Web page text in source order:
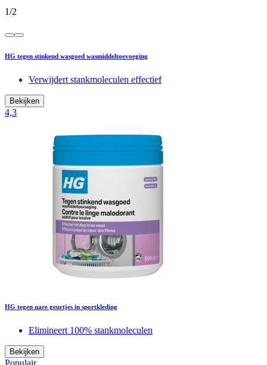
1/2
HG tegen stinkend wasgoed wasmiddeltoevoeging
Verwijdert stankmoleculen effectief
Bekijken
4,3
HG tegen nare geurtjes in sportkleding
Elimineert 100% stankmoleculen
Bekijken